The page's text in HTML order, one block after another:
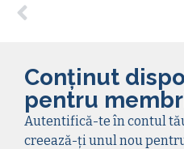
Conținut
pentru
Autentifică-te în contul
creează-ți unul nou